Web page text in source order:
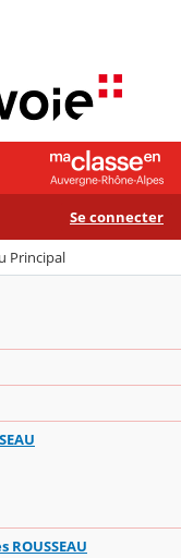
Se connecter
Principal